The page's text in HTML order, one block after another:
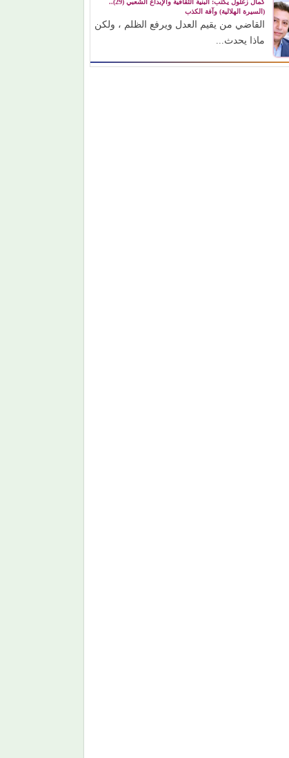
كمال زغلول يكتب: البنية الثقافية والإبداع الشعبي (29)..
(السيرة الهلالية) وآفة الكذب
القاضي من يقيم العدل ويرفع الظلم ، ولكن
ماذا يحدث...